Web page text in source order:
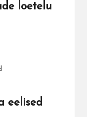
loetelu
eelised